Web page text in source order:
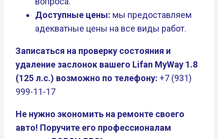
Доступные цены: мы предоставляем
адекватные цены на все виды работ.
Записаться на проверку состояния и
удаление заслонок вашего Lifan MyWay 1.8
(125 л.с.) возможно по телефону: +7 (931)
999-11-17
Не нужно экономить на ремонте своего
авто! Поручите его профессионалам